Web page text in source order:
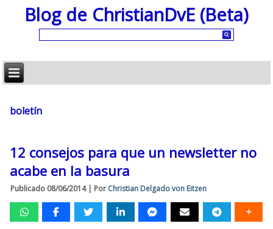
Blog de ChristianDvE (Beta)
boletín
12 consejos para que un newsletter no
acabe en la basura
Publicado 08/06/2014| Por Christian Delgado von Eitzen